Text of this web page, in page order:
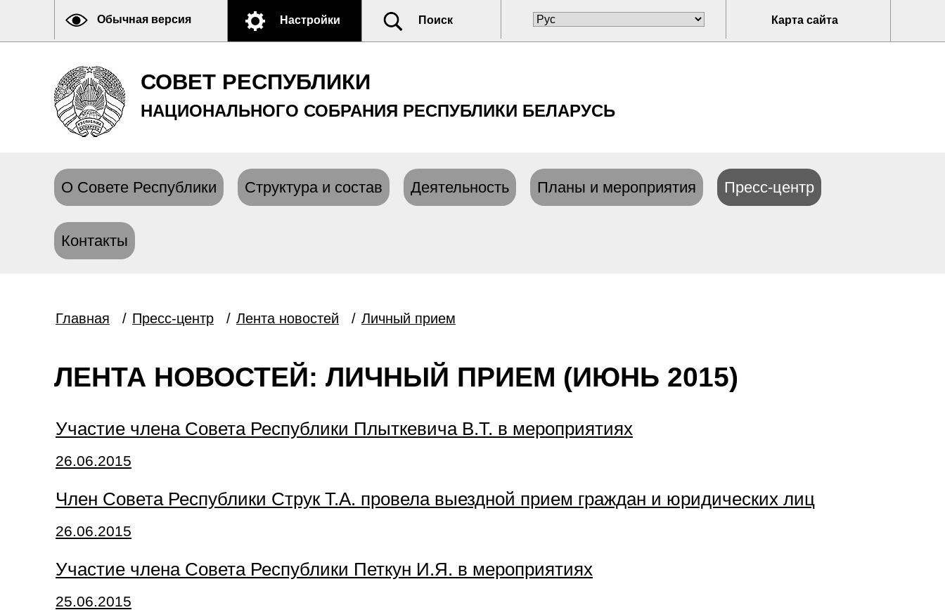
Обычная версия Настройки Поиск Карта сайта
СОВЕТ РЕСПУБЛИКИ
НАЦИОНАЛЬНОГО СОБРАНИЯ РЕСПУБЛИКИ БЕЛАРУСЬ
О Совете Республики Структура и состав Деятельность Планы и мероприятия Пресс-центр
Контакты
Главная / Пресс-центр / Лента новостей / Личный прием
ЛЕНТА НОВОСТЕЙ: ЛИЧНЫЙ ПРИЕМ (ИЮНЬ 2015)
Участие члена Совета Республики Плыткевича В.Т. в мероприятиях
26.06.2015
Член Совета Республики Струк Т.А. провела выездной прием граждан и юридических лиц
26.06.2015
Участие члена Совета Республики Петкун И.Я. в мероприятиях
25.06.2015